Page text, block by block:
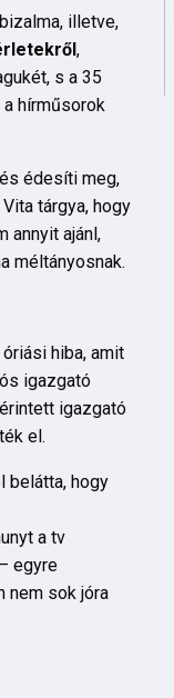
illetve,
,
s a 35
hírműsorok
édesíti meg,
tárgya, hogy
annyit ajánl,
méltányosnak.
hiba, amit
igazgató
igazgató
el.
belátta, hogy
a tv
egyre
nem sok jóra